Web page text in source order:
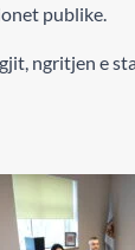
publike.
ngritjen e